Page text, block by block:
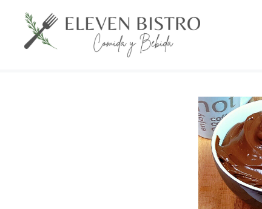
Saltar
contenido